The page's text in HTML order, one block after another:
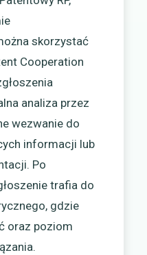
skorzystać
Cooperation
analiza przez
wezwanie do
informacji lub
Po
trafia do
gdzie
oraz poziom